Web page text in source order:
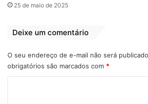
25 de maio de 2025
Deixe um comentário
O seu endereço de e-mail não será
obrigatórios são marcados com *